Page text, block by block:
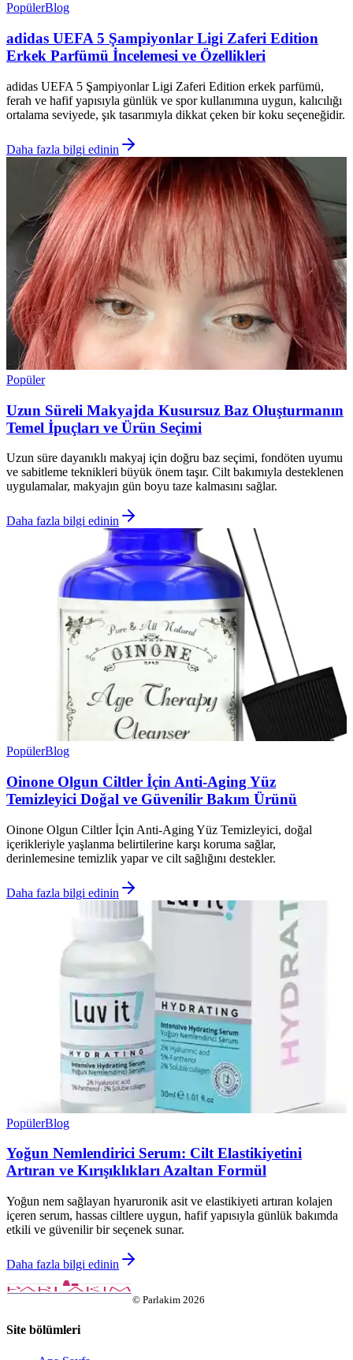
PopülerBlog
adidas UEFA 5 Şampiyonlar Ligi Zaferi Edition
Erkek Parfümü İncelemesi ve Özellikleri
adidas UEFA 5 Şampiyonlar Ligi Zaferi Edition erkek parfümü,
ferah ve hafif yapısıyla günlük ve spor kullanımına uygun, kalıcılığı
ortalama seviyede, şık tasarımıyla dikkat çeken bir koku seçeneğidir.
Daha fazla bilgi edinin
Popüler
Uzun Süreli Makyajda Kusursuz Baz Oluşturmanın
Temel İpuçları ve Ürün Seçimi
Uzun süre dayanıklı makyaj için doğru baz seçimi, fondöten uyumu
ve sabitleme teknikleri büyük önem taşır. Cilt bakımıyla desteklenen
uygulamalar, makyajın gün boyu taze kalmasını sağlar.
Daha fazla bilgi edinin
PopülerBlog
Oinone Olgun Ciltler İçin Anti-Aging Yüz
Temizleyici Doğal ve Güvenilir Bakım Ürünü
Oinone Olgun Ciltler İçin Anti-Aging Yüz Temizleyici, doğal
içerikleriyle yaşlanma belirtilerine karşı koruma sağlar,
derinlemesine temizlik yapar ve cilt sağlığını destekler.
Daha fazla bilgi edinin
PopülerBlog
Yoğun Nemlendirici Serum: Cilt Elastikiyetini
Artıran ve Kırışıklıkları Azaltan Formül
Yoğun nem sağlayan hyaruronik asit ve elastikiyeti artıran kolajen
içeren serum, hassas ciltlere uygun, hafif yapısıyla günlük bakımda
etkili ve güvenilir bir seçenek sunar.
Daha fazla bilgi edinin
© Parlakim 2026
Site bölümleri